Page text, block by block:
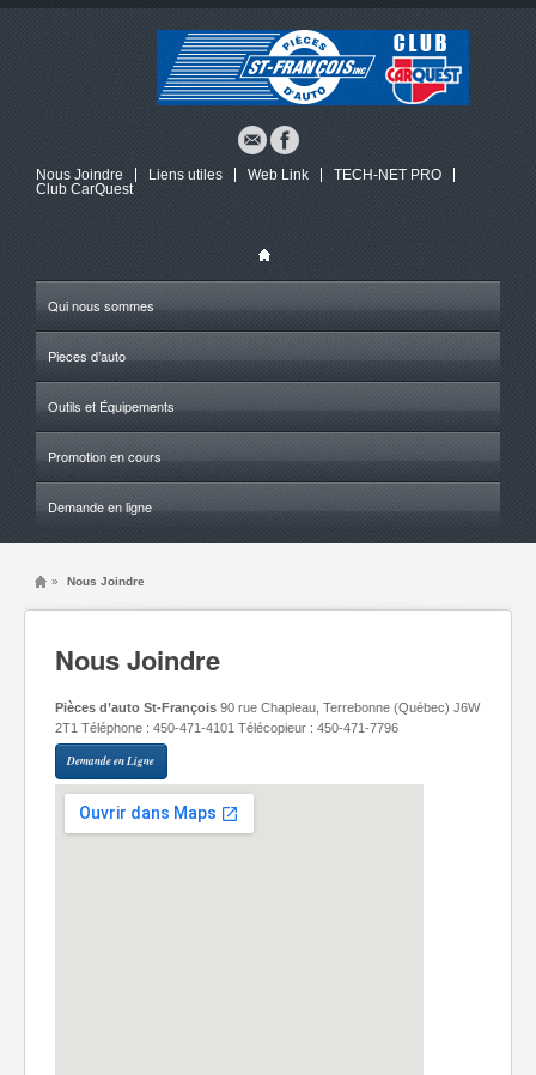
Nous Joindre Liens utiles Web Link
TECH-NET PRO
Club CarQuest
Qui nous sommes
Pieces d’auto
Outils et Équipements
Promotion en cours
Demande en ligne
» Nous Joindre
Nous Joindre
Pièces d’auto St-François 90 rue Chapleau, Terrebonne (Québec) J6W
2T1 Téléphone : 450-471-4101 Télécopieur : 450-471-7796
Demande en Ligne